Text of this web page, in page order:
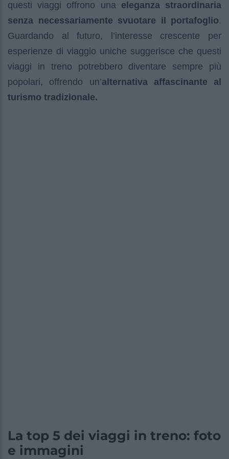
questi viaggi offrono una eleganza straordinaria
senza necessariamente svuotare il portafoglio.
Guardando al futuro, l’interesse crescente per
esperienze di viaggio uniche suggerisce che questi
viaggi in treno potrebbero diventare sempre più
popolari, offrendo un’alternativa affascinante al
turismo tradizionale.
La top 5 dei viaggi in treno: foto
e immagini